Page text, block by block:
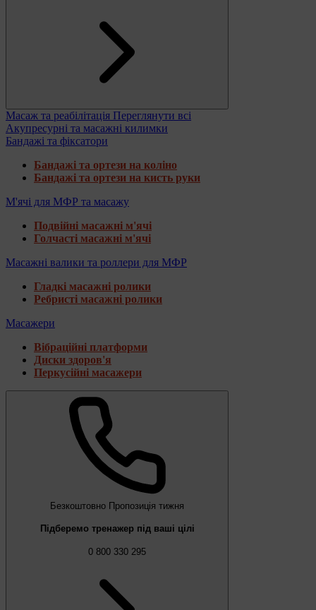
Масаж та реабілітація Переглянути всі
Акупресурні та масажні килимки
Бандажі та фіксатори
Бандажі та ортези на коліно
Бандажі та ортези на кисть руки
М'ячі для МФР та масажу
Подвійні масажні м'ячі
Голчасті масажні м'ячі
Масажні валики та роллери для МФР
Гладкі масажні ролики
Ребристі масажні ролики
Масажери
Вібраційні платформи
Диски здоров'я
Перкусійні масажери
Безкоштовно Пропозиція тижня
Підберемо тренажер під ваші цілі
0 800 330 295